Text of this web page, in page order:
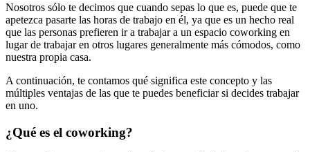
Nosotros sólo te decimos que cuando sepas lo que es, puede que te
apetezca pasarte las horas de trabajo en él, ya que es un hecho real
que las personas prefieren ir a trabajar a un espacio coworking en
lugar de trabajar en otros lugares generalmente más cómodos, como
nuestra propia casa.
A continuación, te contamos qué significa este concepto y las
múltiples ventajas de las que te puedes beneficiar si decides trabajar
en uno.
¿Qué es el coworking?